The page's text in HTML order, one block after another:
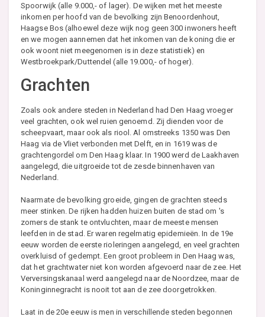
Spoorwijk (alle 9.000,- of lager). De wijken met het meeste
inkomen per hoofd van de bevolking zijn Benoordenhout,
Haagse Bos (alhoewel deze wijk nog geen 300 inwoners heeft
en we mogen aannemen dat het inkomen van de koning die er
ook woont niet meegenomen is in deze statistiek) en
Westbroekpark/Duttendel (alle 19.000,- of hoger).
Grachten
Zoals ook andere steden in Nederland had Den Haag vroeger
veel grachten, ook wel ruien genoemd. Zij dienden voor de
scheepvaart, maar ook als riool. Al omstreeks 1350 was Den
Haag via de Vliet verbonden met Delft, en in 1619 was de
grachtengordel om Den Haag klaar. In 1900 werd de Laakhaven
aangelegd, die uitgroeide tot de zesde binnenhaven van
Nederland.
Naarmate de bevolking groeide, gingen de grachten steeds
meer stinken. De rijken hadden huizen buiten de stad om 's
zomers de stank te ontvluchten, maar de meeste mensen
leefden in de stad. Er waren regelmatig epidemieën. In de 19e
eeuw worden de eerste rioleringen aangelegd, en veel grachten
overkluisd of gedempt. Een groot probleem in Den Haag was,
dat het grachtwater niet kon worden afgevoerd naar de zee. Het
Verversingskanaal werd aangelegd naar de Noordzee, maar de
Koninginnegracht is nooit tot aan de zee doorgetrokken.
Laat in de 20e eeuw is men in verschillende steden begonnen